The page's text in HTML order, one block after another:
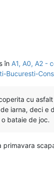
în A1, A0, A2 -
Bucuresti-
cu
iarna, deci e
bataie de joc.
primavara